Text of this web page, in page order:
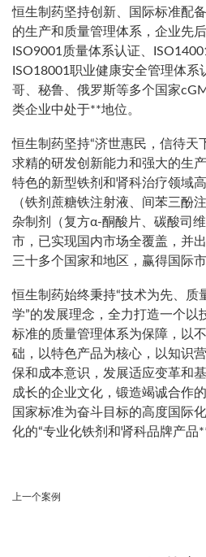
恒生制药坚持创新、国际标准配
的生产和质量管理体系，企业先
ISO9001质量体系认证、
ISO18001职业健康安全管理体系
哥、秘鲁、俄罗斯等多个国家
类企业中处于**地位。
恒生制药坚持“济世惠民，信待天
求精的研发创新能力和强大的生
特色的新型铁剂和肾科治疗领域
（铁剂蔗糖铁注射液、间苯三酚
杂制剂（复方α-酮酸片、碳酸司
市，已实现国内市场全覆盖，并
三十多个国家和地区，赢得国际
恒生制药始终秉持“技术为先、质
学”的发展理念，全力打造一个以
标准的质量管理体系为保障，以
础，以特色产品为核心，以知识
保和成本意识，发展适应变革和
成长的企业文化，锻造竭诚合作
国家标准为奋斗目标的高度国际
化的“专业化铁剂和肾科品牌产品**
上一个案例